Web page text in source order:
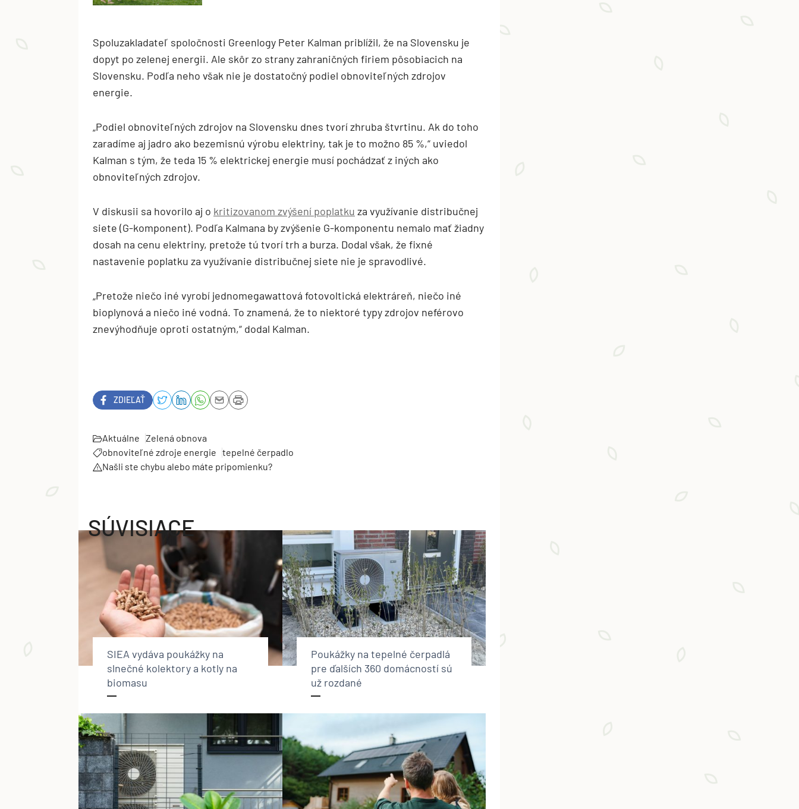
Spoluzakladateľ spoločnosti Greenlogy Peter Kalman priblížil, že na Slovensku je
dopyt po zelenej energii. Ale skôr zo strany zahraničných firiem pôsobiacich na
Slovensku. Podľa neho však nie je dostatočný podiel obnoviteľných zdrojov
energie.
„Podiel obnoviteľných zdrojov na Slovensku dnes tvorí zhruba štvrtinu. Ak do toho
zaradíme aj jadro ako bezemisnú výrobu elektriny, tak je to možno 85 %,“ uviedol
Kalman s tým, že teda 15 % elektrickej energie musí pochádzať z iných ako
obnoviteľných zdrojov.
V diskusii sa hovorilo aj o kritizovanom zvýšení poplatku za využívanie distribučnej
siete (G-komponent). Podľa Kalmana by zvýšenie G-komponentu nemalo mať žiadny
dosah na cenu elektriny, pretože tú tvorí trh a burza. Dodal však, že fixné
nastavenie poplatku za využívanie distribučnej siete nie je spravodlivé.
„Pretože niečo iné vyrobí jednomegawattová fotovoltická elektráreň, niečo iné
bioplynová a niečo iné vodná. To znamená, že to niektoré typy zdrojov neférovo
znevýhodňuje oproti ostatným,“ dodal Kalman.
ZDIEĽAŤ
Aktuálne Zelená obnova
obnoviteľné zdroje energie tepelné čerpadlo
Našli ste chybu alebo máte pripomienku?
SÚVISIACE
SIEA vydáva poukážky na
slnečné kolektory a kotly na
biomasu
Poukážky na tepelné čerpadlá
pre ďalších 360 domácností sú
už rozdané